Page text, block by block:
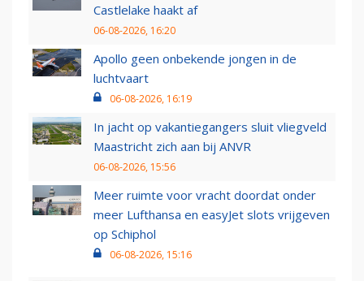
Castlelake haakt af
06-08-2026, 16:20
Apollo geen onbekende jongen in de
luchtvaart
06-08-2026, 16:19
In jacht op vakantiegangers sluit vliegveld
Maastricht zich aan bij ANVR
06-08-2026, 15:56
Meer ruimte voor vracht doordat onder
meer Lufthansa en easyJet slots vrijgeven
op Schiphol
06-08-2026, 15:16